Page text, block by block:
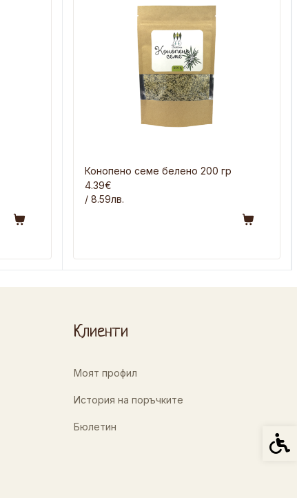
Конопено семе белено 200 гр
4.39€
/ 8.59лв.
Клиенти
Моят профил
История на поръчките
Бюлетин